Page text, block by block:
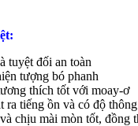
tuyệt đối an toàn
tượng bó phanh
thích tốt với moay-ơ
ra tiếng ồn và có độ
chịu mài mòn tốt, đồng